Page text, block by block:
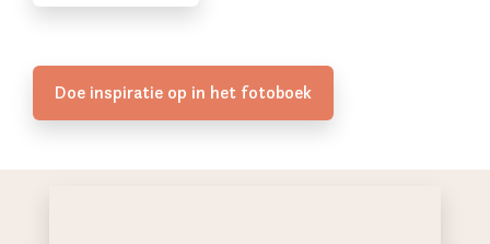
Doe inspiratie op in het fotoboek